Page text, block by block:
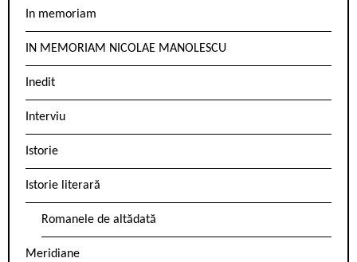
In memoriam
IN MEMORIAM NICOLAE MANOLESCU
Inedit
Interviu
Istorie
Istorie literară
Romanele de altădată
Meridiane